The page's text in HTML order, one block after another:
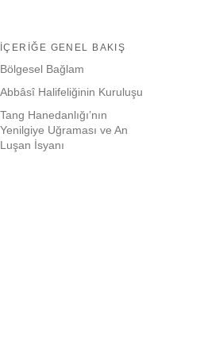
İÇERIĞE GENEL BAKIŞ
Bölgesel Bağlam
Abbâsî Halifeliğinin Kuruluşu
Tang Hanedanlığı’nın
Yenilgiye Uğraması ve An
Luşan İsyanı